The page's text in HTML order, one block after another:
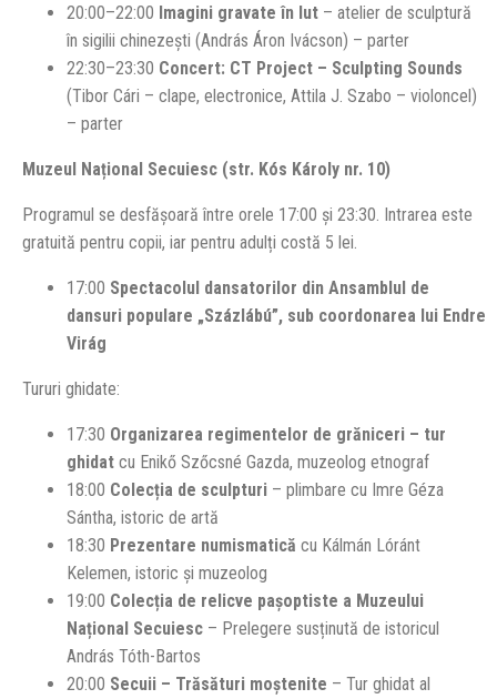
20:00–22:00 Imagini gravate în lut – atelier de sculptură
în sigilii chinezești (András Áron Ivácson) – parter
22:30–23:30 Concert: CT Project – Sculpting Sounds
(Tibor Cári – clape, electronice, Attila J. Szabo – violoncel)
– parter
Muzeul Național Secuiesc (str. Kós Károly nr. 10)
Programul se desfășoară între orele 17:00 și 23:30. Intrarea este
gratuită pentru copii, iar pentru adulți costă 5 lei.
17:00 Spectacolul dansatorilor din Ansamblul de
dansuri populare „Százlábú”, sub coordonarea lui Endre
Virág
Tururi ghidate:
17:30 Organizarea regimentelor de grăniceri – tur
ghidat cu Enikő Szőcsné Gazda, muzeolog etnograf
18:00 Colecția de sculpturi – plimbare cu Imre Géza
Sántha, istoric de artă
18:30 Prezentare numismatică cu Kálmán Lóránt
Kelemen, istoric și muzeolog
19:00 Colecția de relicve pașoptiste a Muzeului
Național Secuiesc – Prelegere susținută de istoricul
András Tóth-Bartos
20:00 Secuii – Trăsături moștenite – Tur ghidat al